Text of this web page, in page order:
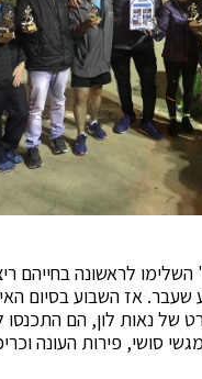
לראשונה בחייהם
שעבר. אז השבוע בסיום
של נאות לון, הם התכנסו
סושי, פירות העונה